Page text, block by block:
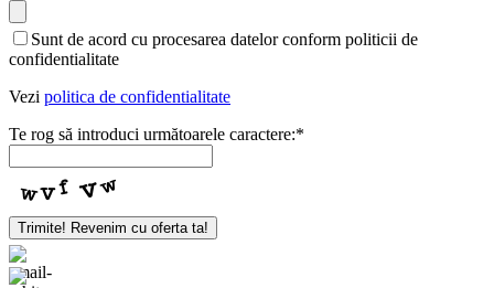
Sunt de acord cu procesarea datelor conform politicii de
confidentialitate
Vezi politica de confidentialitate
Te rog să introduci următoarele caractere:*
Trimite! Revenim cu oferta ta!